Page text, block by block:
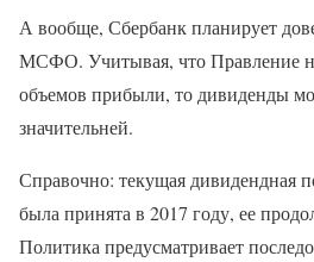
А вообще, Сбербанк планирует
МСФО. Учитывая, что Правление
объемов прибыли, то дивиденды
значительней.
Справочно: текущая дивидендная
была принята в 2017 году, ее
Политика предусматривает